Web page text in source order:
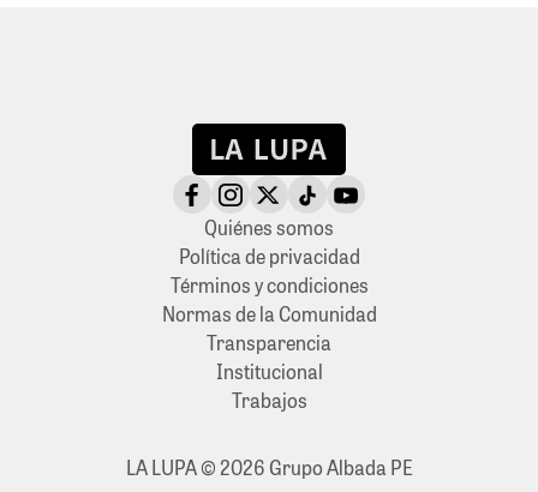
Quiénes somos
Política de privacidad
Términos y condiciones
Normas de la Comunidad
Transparencia
Institucional
Trabajos
LA LUPA © 2026 Grupo Albada PE